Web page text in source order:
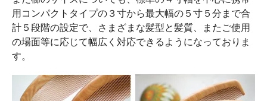
用コンパクトタイプの３寸から最大幅の５寸５分まで合
計５段階の設定で、さまざまな髪型と髪質、またご使用
の場面等に応じて幅広く対応できるようになっておりま
す。